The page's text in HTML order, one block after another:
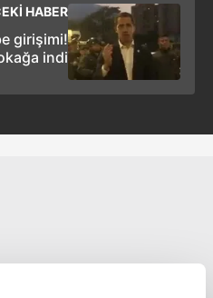
HABER
girişimi!
indi